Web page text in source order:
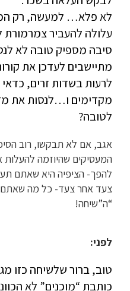
לא פלא… למעשה, רק
עלולה להעביר צמרמורת
סיבה מספיק טובה לא
מתיישבים לעדכן את
לרעות בשדות זרים,
מקדימים ו…לנסות את
לטובה?
אגב, אם לא תבקשו, רוב
המעסיקים שהיוזמה
להפך- הציפיה היא שאתם
צעד אחר צעד- כל מה שאתם
“ה”שיחה!
לפני:
טוב, ברור שלשיחה כזו
כותבת “מוכנים” לא